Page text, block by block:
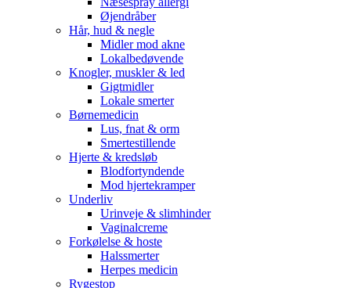
Øjendråber
Hår, hud & negle
Midler mod akne
Lokalbedøvende
Knogler, muskler & led
Gigtmidler
Lokale smerter
Børnemedicin
Lus, fnat & orm
Smertestillende
Hjerte & kredsløb
Blodfortyndende
Mod hjertekramper
Underliv
Urinveje & slimhinder
Vaginalcreme
Forkølelse & hoste
Halssmerter
Herpes medicin
Rygestop